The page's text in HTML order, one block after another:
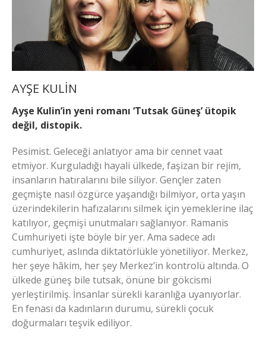
AYŞE KULİN
Ayşe Kulin’in yeni romanı ‘Tutsak Güneş’ ütopik
değil, distopik.
Pesimist. Geleceği anlatıyor ama bir cennet vaat
etmiyor. Kurguladığı hayali ülkede, faşizan bir rejim,
insanların hatıralarını bile siliyor. Gençler zaten
geçmişte nasıl özgürce yaşandığı bilmiyor, orta yaşın
üzerindekilerin hafızalarını silmek için yemeklerine ilaç
katılıyor, geçmişi unutmaları sağlanıyor. Ramanis
Cumhuriyeti işte böyle bir yer. Ama sadece adı
cumhuriyet, aslında diktatörlükle yönetiliyor. Merkez,
her şeye hâkim, her şey Merkez’in kontrolü altında. O
ülkede güneş bile tutsak, önüne bir gökcismi
yerleştirilmiş. İnsanlar sürekli karanlığa uyanıyorlar.
En fenası da kadınların durumu, sürekli çocuk
doğurmaları teşvik ediliyor.